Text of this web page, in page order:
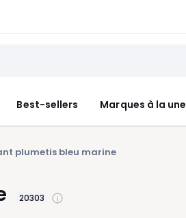
Best-sellers Marques à la une
plumetis bleu marine
20303